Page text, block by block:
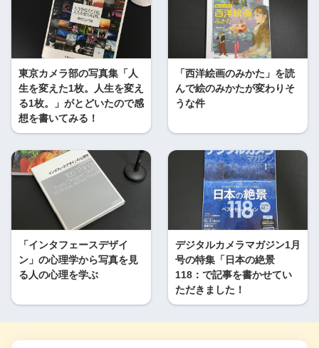
東京カメラ部の写真集「人
生を変えた1枚。人生を変え
る1枚。」がとどいたので感
想を書いてみる！
「西洋絵画のみかた」を読
んで絵のみかたが変わりそ
うな件
「インタフェースデザイ
ン」の心理学から写真を見
る人の心理を学ぶ
デジタルカメラマガジン1月
号の特集「日本の絶景
118：で記事を書かせてい
ただきました！